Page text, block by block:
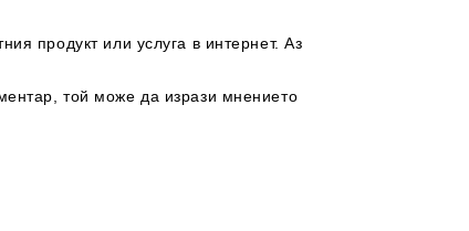
продукт или услуга в интернет. Аз
той може да изрази мнението